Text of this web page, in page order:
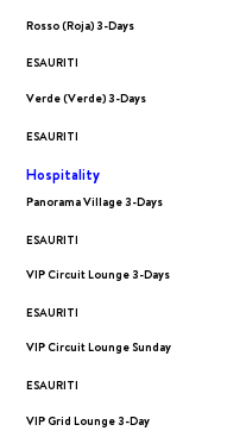
Rosso (Roja) 3-Days
ESAURITI
Verde (Verde) 3-Days
ESAURITI
Hospitality
Panorama Village 3-Days
ESAURITI
VIP Circuit Lounge 3-Days
ESAURITI
VIP Circuit Lounge Sunday
ESAURITI
VIP Grid Lounge 3-Day